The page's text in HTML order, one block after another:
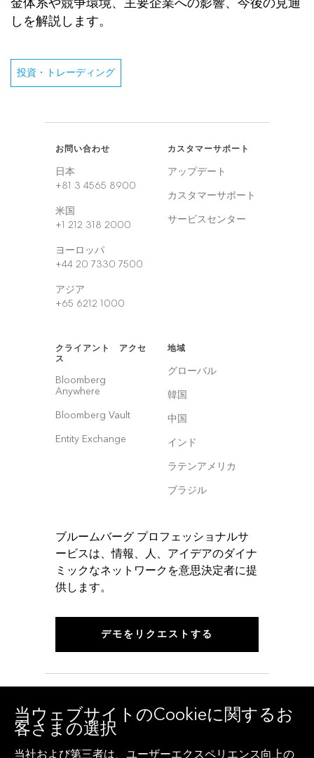
しを解説します。
投資・トレーディング
お問い合わせ
日本
+81 3 4565 8900
米国
+1 212 318 2000
ヨーロッパ
+44 20 7330 7500
アジア
+65 6212 1000
カスタマーサポート
アップデート
カスタマーサポート
サービスセンター
クライアント アクセ
ス
Bloomberg
Anywhere
Bloomberg Vault
Entity Exchange
地域
グローバル
韓国
中国
インド
ラテンアメリカ
ブラジル
ブルームバーグ プロフェッショナルサ
ービスは、情報、人、アイデアのダイナ
ミックなネットワークを意思決定者に提
供します。
デモをリクエストする
当ウェブサイトのCookieに関するお
客さまの選択
当社および第三者は、ユーザーエクスペリエンス向上の